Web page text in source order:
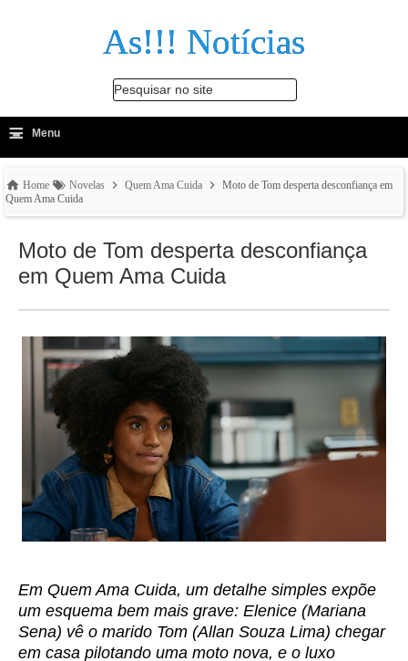
As!!! Notícias
Pesquisar no site
-
≡ Menu
Home Novelas Quem Ama Cuida
Moto de Tom desperta desconfiança em
Quem Ama Cuida
Moto de Tom desperta desconfiança
em Quem Ama Cuida
Em Quem Ama Cuida, um detalhe simples expõe
um esquema bem mais grave: Elenice (Mariana
Sena) vê o marido Tom (Allan Souza Lima) chegar
em casa pilotando uma moto nova, e o luxo